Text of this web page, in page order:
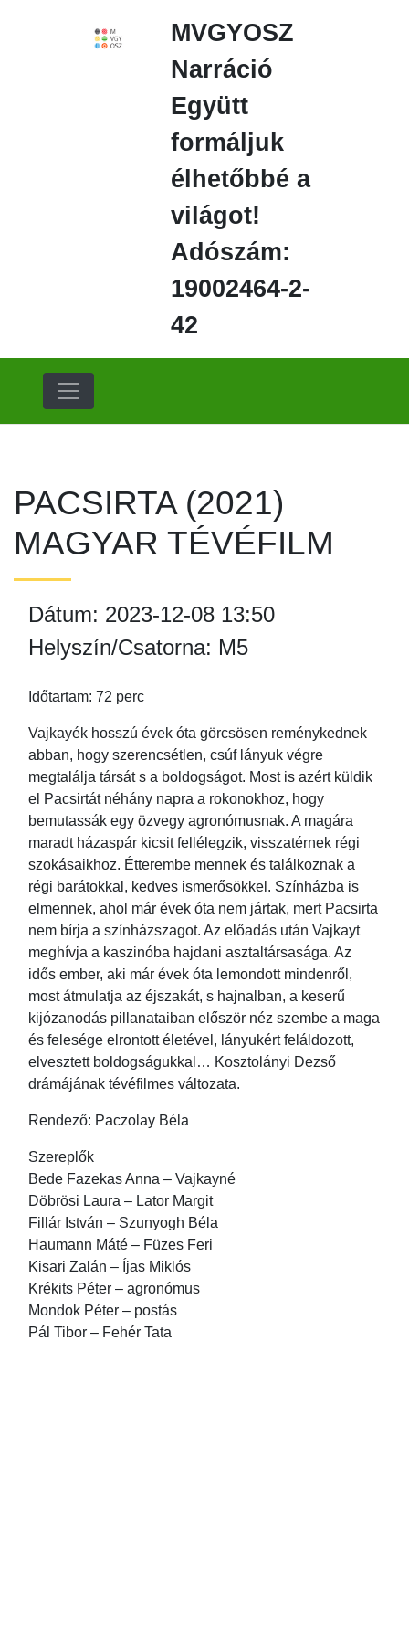
MVGYOSZ
Narráció
Együtt
formáljuk
élhetőbbé a
világot!
Adószám:
19002464-2-
42
PACSIRTA (2021)
MAGYAR TÉVÉFILM
Dátum: 2023-12-08 13:50
Helyszín/Csatorna: M5
Időtartam: 72 perc
Vajkayék hosszú évek óta görcsösen reménykednek
abban, hogy szerencsétlen, csúf lányuk végre
megtalálja társát s a boldogságot. Most is azért küldik
el Pacsirtát néhány napra a rokonokhoz, hogy
bemutassák egy özvegy agronómusnak. A magára
maradt házaspár kicsit fellélegzik, visszatérnek régi
szokásaikhoz. Étterembe mennek és találkoznak a
régi barátokkal, kedves ismerősökkel. Színházba is
elmennek, ahol már évek óta nem jártak, mert Pacsirta
nem bírja a színházszagot. Az előadás után Vajkayt
meghívja a kaszinóba hajdani asztaltársasága. Az
idős ember, aki már évek óta lemondott mindenről,
most átmulatja az éjszakát, s hajnalban, a keserű
kijózanodás pillanataiban először néz szembe a maga
és felesége elrontott életével, lányukért feláldozott,
elvesztett boldogságukkal… Kosztolányi Dezső
drámájának tévéfilmes változata.
Rendező: Paczolay Béla
Szereplők
Bede Fazekas Anna – Vajkayné
Döbrösi Laura – Lator Margit
Fillár István – Szunyogh Béla
Haumann Máté – Füzes Feri
Kisari Zalán – Íjas Miklós
Krékits Péter – agronómus
Mondok Péter – postás
Pál Tibor – Fehér Tata